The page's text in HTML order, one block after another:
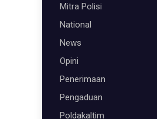
Mitra Polisi
National
News
Opini
Penerimaan
Pengaduan
Poldakaltim